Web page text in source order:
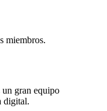
miembros.
gran equipo
digital.